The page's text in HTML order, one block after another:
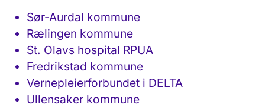
Sør-Aurdal kommune
Rælingen kommune
St. Olavs hospital RPUA
Fredrikstad kommune
Vernepleierforbundet i DELTA
Ullensaker kommune